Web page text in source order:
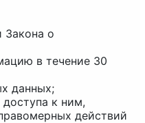
Закона о
в течение 30
данных;
к ним,
действий